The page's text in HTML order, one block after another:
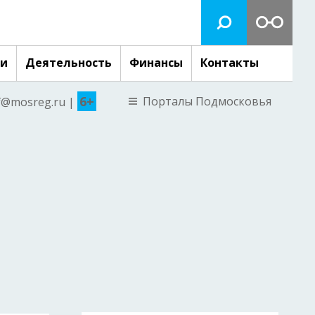
Деятельность Финансы Контакты
| 6+ Порталы Подмосковья